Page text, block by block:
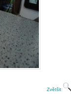
Zvětšit